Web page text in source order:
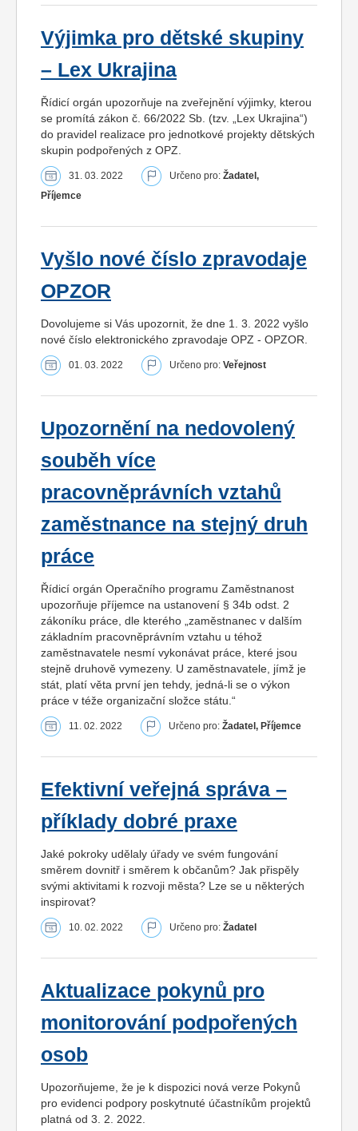
Výjimka pro dětské skupiny
– Lex Ukrajina
Řídicí orgán upozorňuje na zveřejnění výjimky, kterou
se promítá zákon č. 66/2022 Sb. (tzv. „Lex Ukrajina“)
do pravidel realizace pro jednotkové projekty dětských
skupin podpořených z OPZ.
31. 03. 2022 Určeno pro: Žadatel,
Příjemce
Vyšlo nové číslo zpravodaje
OPZOR
Dovolujeme si Vás upozornit, že dne 1. 3. 2022 vyšlo
nové číslo elektronického zpravodaje OPZ - OPZOR.
01. 03. 2022 Určeno pro: Veřejnost
Upozornění na nedovolený
souběh více
pracovněprávních vztahů
zaměstnance na stejný druh
práce
Řídicí orgán Operačního programu Zaměstnanost
upozorňuje příjemce na ustanovení § 34b odst. 2
zákoníku práce, dle kterého „zaměstnanec v dalším
základním pracovněprávním vztahu u téhož
zaměstnavatele nesmí vykonávat práce, které jsou
stejně druhově vymezeny. U zaměstnavatele, jímž je
stát, platí věta první jen tehdy, jedná-li se o výkon
práce v téže organizační složce státu.“
11. 02. 2022 Určeno pro: Žadatel, Příjemce
Efektivní veřejná správa –
příklady dobré praxe
Jaké pokroky udělaly úřady ve svém fungování
směrem dovnitř i směrem k občanům? Jak přispěly
svými aktivitami k rozvoji města? Lze se u některých
inspirovat?
10. 02. 2022 Určeno pro: Žadatel
Aktualizace pokynů pro
monitorování podpořených
osob
Upozorňujeme, že je k dispozici nová verze Pokynů
pro evidenci podpory poskytnuté účastníkům projektů
platná od 3. 2. 2022.